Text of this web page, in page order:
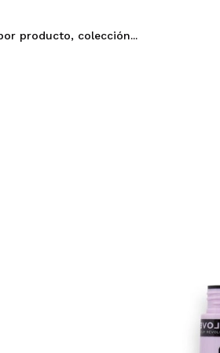
Al crear una cuenta
rápidamente, revisar